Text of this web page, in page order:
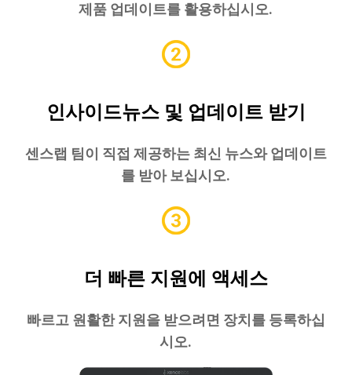
제품 업데이트를 활용하십시오.
인사이드뉴스 및 업데이트 받기
센스랩 팀이 직접 제공하는 최신 뉴스와 업데이트
를 받아 보십시오.
더 빠른 지원에 액세스
빠르고 원활한 지원을 받으려면 장치를 등록하십
시오.